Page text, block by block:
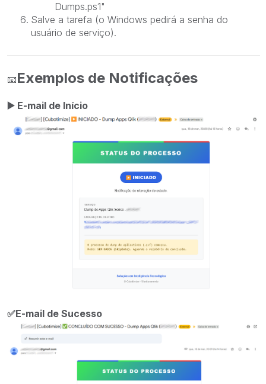
Dumps.ps1"
Salve a tarefa (o Windows pedirá a senha do
usuário de serviço).
📧Exemplos de Notificações
▶️ E-mail de Início
✅E-mail de Sucesso